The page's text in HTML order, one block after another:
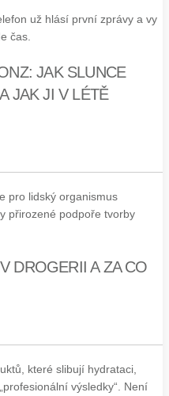
už hlásí první zprávy a vy
čas.
JAK SLUNCE
JAK JI V LÉTĚ
pro lidský organismus
přirozené podpoře tvorby
DROGERII A ZA CO
které slibují hydrataci,
výsledky“. Není